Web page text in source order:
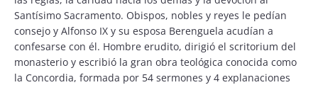
Santísimo Sacramento. Obispos, nobles y reyes le pedían
consejo y Alfonso IX y su esposa Berenguela acudían a
confesarse con él. Hombre erudito, dirigió el scritorium del
monasterio y escribió la gran obra teológica conocida como
la Concordia, formada por 54 sermones y 4 explanaciones